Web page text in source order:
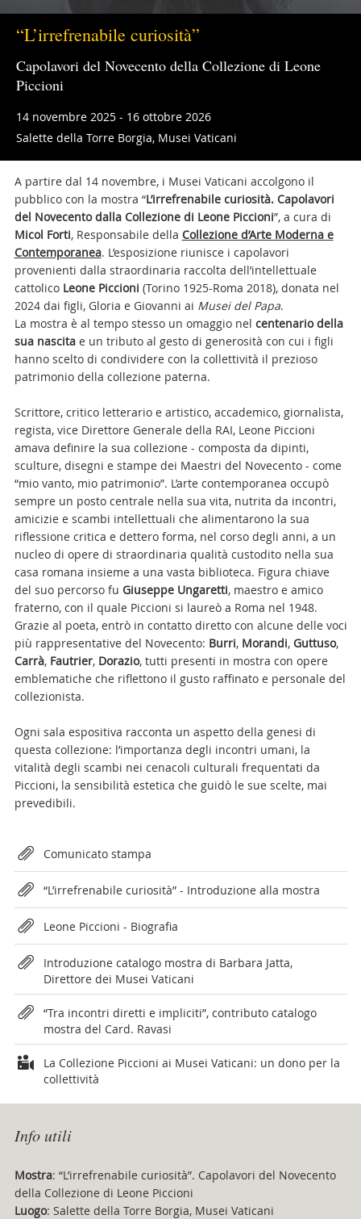
“L’irrefrenabile curiosità”
Capolavori del Novecento della Collezione di Leone
Piccioni
14 novembre 2025 - 16 ottobre 2026
Salette della Torre Borgia, Musei Vaticani
A partire dal 14 novembre, i Musei Vaticani accolgono il
pubblico con la mostra “L’irrefrenabile curiosità. Capolavori
del Novecento dalla Collezione di Leone Piccioni”, a cura di
Micol Forti, Responsabile della Collezione d’Arte Moderna e
Contemporanea. L’esposizione riunisce i capolavori
provenienti dalla straordinaria raccolta dell’intellettuale
cattolicoLeone Piccioni (Torino 1925-Roma 2018), donata nel
2024 dai figli, Gloria e Giovanni ai Musei del Papa.
La mostra è al tempo stesso un omaggio nel centenario della
sua nascitae un tributo al gesto di generosità con cui i figli
hanno scelto di condividere con la collettività il prezioso
patrimonio della collezione paterna.
Scrittore, critico letterario e artistico, accademico, giornalista,
regista, vice Direttore Generale della RAI, Leone Piccioni
amava definire la sua collezione - composta da dipinti,
sculture, disegni e stampe dei Maestri del Novecento - come
“mio vanto, mio patrimonio”. L’arte contemporanea occupò
sempre un posto centrale nella sua vita, nutrita da incontri,
amicizie e scambi intellettuali che alimentarono la sua
riflessione critica e dettero forma, nel corso degli anni, a un
nucleo di opere di straordinaria qualità custodito nella sua
casa romana insieme a una vasta biblioteca. Figura chiave
del suo percorso fu Giuseppe Ungaretti, maestro e amico
fraterno, con il quale Piccioni si laureò a Roma nel 1948.
Grazie al poeta, entrò in contatto diretto con alcune delle voci
più rappresentative del Novecento: Burri, Morandi, Guttuso,
Carrà, Fautrier, Dorazio, tutti presenti in mostra con opere
emblematiche che riflettono il gusto raffinato e personale del
collezionista.
Ogni sala espositiva racconta un aspetto della genesi di
questa collezione: l’importanza degli incontri umani, la
vitalità degli scambi nei cenacoli culturali frequentati da
Piccioni, la sensibilità estetica che guidò le sue scelte, mai
prevedibili.
Attachments
Comunicato stampa
“L’irrefrenabile curiosità” - Introduzione alla mostra
Leone Piccioni - Biografia
Introduzione catalogo mostra di Barbara Jatta,
Direttore dei Musei Vaticani
“Tra incontri diretti e impliciti”, contributo catalogo
mostra del Card. Ravasi
La Collezione Piccioni ai Musei Vaticani: un dono per la
collettività
Info utili
Mostra: “L’irrefrenabile curiosità”. Capolavori del Novecento
della Collezione di Leone Piccioni
Luogo: Salette della Torre Borgia, Musei Vaticani